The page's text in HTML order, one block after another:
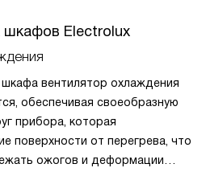
шкафов Electrolux
вентилятор охлаждения
обеспечивая своеобразную
прибора, которая
поверхности от перегрева, что
ожогов и деформации